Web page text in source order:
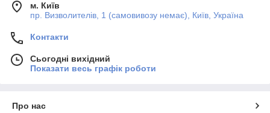
м. Київ
пр. Визволителів, 1 (самовивозу немає), Київ, Україна
Контакти
Сьогодні вихідний
Показати весь графік роботи
Про нас